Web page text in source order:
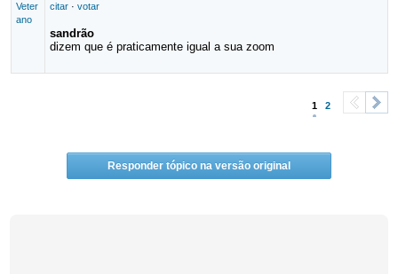
Veter
ano
citar· votar
sandrão
dizem que é praticamente igual a sua zoom
1 2
Responder tópico na versão original